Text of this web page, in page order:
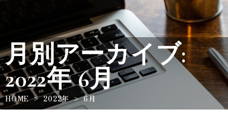
ARTIST
TOPICS
WORKSHOP
月別アーカイブ:
2022年 6月
HOME 2022年 6月